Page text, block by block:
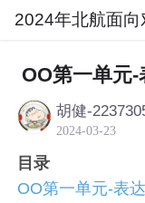
社区 2024年
OO第一单元
胡健-
2024-03-23
目录
OO第一单元-表